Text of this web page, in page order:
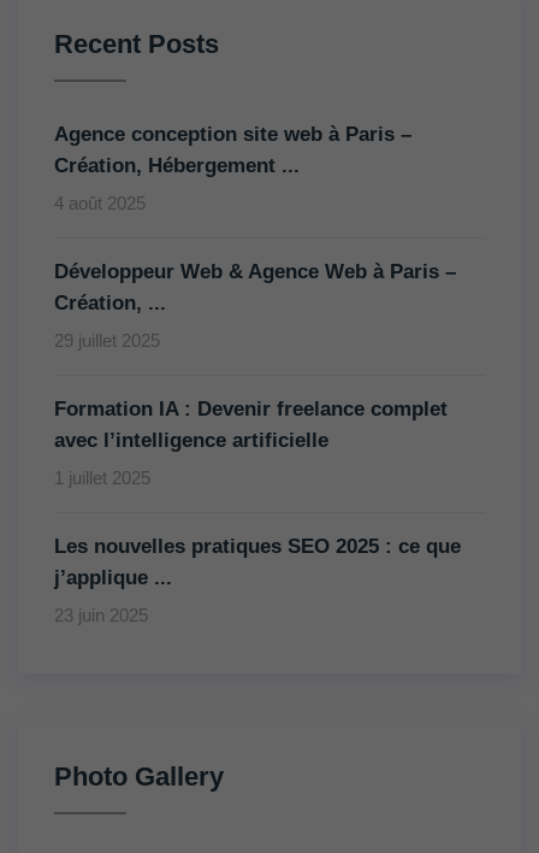
Recent Posts
Agence conception site web à Paris –
Création, Hébergement ...
4 août 2025
Développeur Web & Agence Web à Paris –
Création, ...
29 juillet 2025
Formation IA : Devenir freelance complet
avec l’intelligence artificielle
1 juillet 2025
Les nouvelles pratiques SEO 2025 : ce que
j’applique ...
23 juin 2025
Photo Gallery